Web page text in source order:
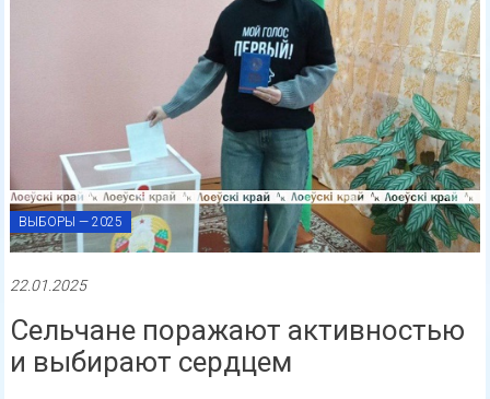
ВЫБОРЫ — 2025
22.01.2025
Сельчане поражают активностью
и выбирают сердцем